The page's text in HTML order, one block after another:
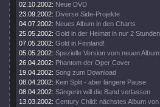
02.10.2002: Neue DVD
23.09.2002: Diverse Side-Projekte
04.07.2002: Neues Album in den Charts
25.05.2002: Gold in der Heimat in nur 2 Stunden
07.05.2002: Gold in Finnland!
05.05.2002: Spezielle Version vom neuen Album
26.04.2002: Phantom der Oper Cover
19.04.2002: Song zum Download
08.04.2002: Kein Split - aber längere Pause
08.04.2002: Sängerin will die Band verlassen
13.03.2002: Century Child: nächstes Album